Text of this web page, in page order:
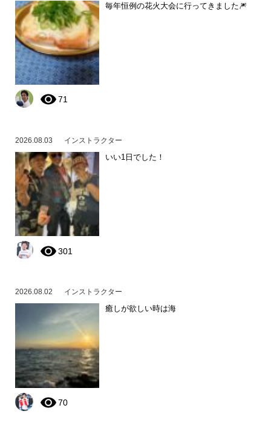
毎年恒例の花火大会に行ってきました🎆
71
2026.08.03 インストラクター
いい1日でした！
301
2026.08.02 インストラクター
癒しが欲しい時は海
70